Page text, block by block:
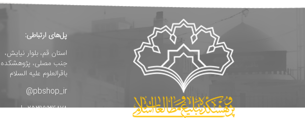
پل‌های ارتباطی:
استان قم، بلوار نیایش،
جنب مصلی، پژوهشکده
باقرالعلوم علیه السلام
pbshop_ir@
02537736878 |